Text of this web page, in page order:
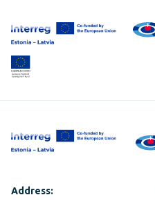
page
content
Address: